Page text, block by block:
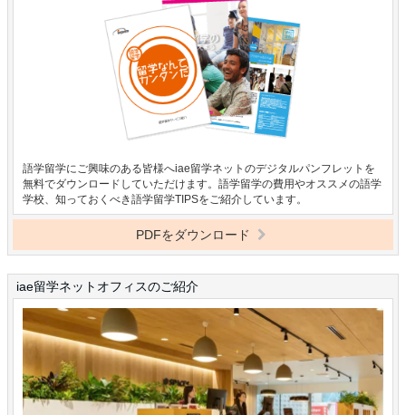
語学留学にご興味のある皆様へiae留学ネットのデジタルパンフレットを
無料でダウンロードしていただけます。語学留学の費用やオススメの語学
学校、知っておくべき語学留学TIPSをご紹介しています。
PDFをダウンロード
iae留学ネットオフィスのご紹介